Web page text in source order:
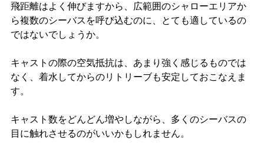
飛距離はよく伸びますから、広範囲のシャローエリアか
ら複数のシーバスを呼び込むのに、とても適しているの
ではないでしょうか。
キャストの際の空気抵抗は、あまり強く感じるものでは
なく、着水してからのリトリーブも安定しておこなえま
す。
キャスト数をどんどん増やしながら、多くのシーバスの
目に触れさせるのがいいかもしれません。